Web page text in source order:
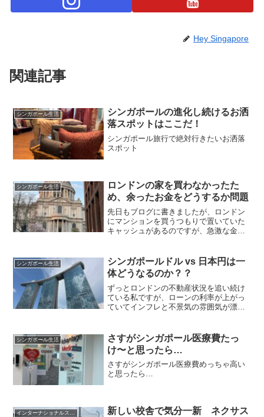
Hey Singapore
関連記事
シンガポール生活
シンガポールの進化し続けるお洒
落スポットはここだ！
シンガポール旅行で絶対行きたいお洒落
スポット
シンガポール生活
ロンドンの家を買わなかったた
め、余ったお金をどうするか問題
先日もブログに書きましたが、ロンドン
にマンションを買うつもりで置いていた
キャッシュがあるのですが、急激な金利
元々はイギリスのマンチェスターに買っ
たマンションを売った残り...
シンガポール生活
シンガポールドル vs 日本円は一
体どうなるのか？？
ずっとロンドンの不動産状況を追い続け
ている私ですが、ローンの利率が上がっ
ていてインフレと不景気の雰囲気が漂っ
つか帰るつもりだしということで、日本
の不動産もちょっと見て...
シンガポール生活
さすがシンガポール医療費たっ
け〜と思ったら…
さすがシンガポール医療費めっちゃ高い
と思ったら…
新しい校舎で気分一新 ネクサス